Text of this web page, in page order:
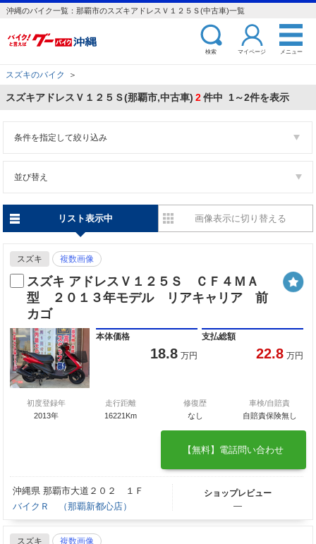
沖縄のバイク一覧：那覇市のスズキアドレスＶ１２５Ｓ(中古車)一覧
検索 マイページ メニュー
スズキのバイク ＞
スズキアドレスＶ１２５Ｓ(那覇市,中古車) 2件中 1～2件を表示
条件を指定して絞り込み
並び替え
リスト表示中 画像表示に切り替える
スズキ 複数画像
スズキ アドレスＶ１２５Ｓ ＣＦ４ＭＡ
型 ２０１３年モデル リアキャリア 前
カゴ
本体価格
18.8 万円
支払総額
22.8 万円
初度登録年
2013年
走行距離
16221Km
修復歴
なし
車検/自賠責
自賠責保険無し
【無料】電話問い合わせ
沖縄県 那覇市大道２０２ １Ｆ
バイクＲ （那覇新都心店）
ショップレビュー
―
スズキ 複数画像